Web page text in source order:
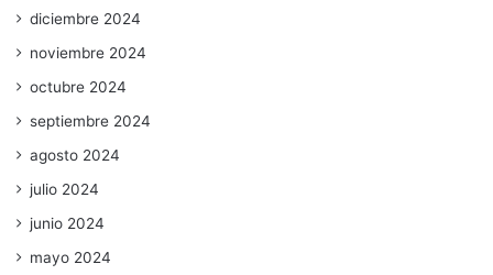
diciembre 2024
noviembre 2024
octubre 2024
septiembre 2024
agosto 2024
julio 2024
junio 2024
mayo 2024